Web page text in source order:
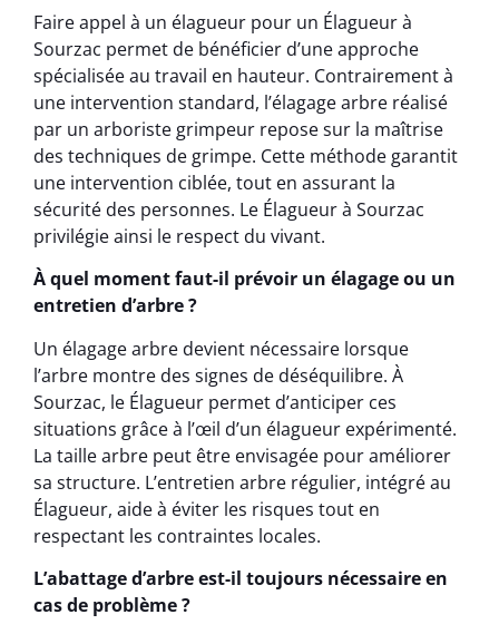
Faire appel à un élagueur pour un Élagueur à
Sourzac permet de bénéficier d’une approche
spécialisée au travail en hauteur. Contrairement à
une intervention standard, l’élagage arbre réalisé
par un arboriste grimpeur repose sur la maîtrise
des techniques de grimpe. Cette méthode garantit
une intervention ciblée, tout en assurant la
sécurité des personnes. Le Élagueur à Sourzac
privilégie ainsi le respect du vivant.
À quel moment faut-il prévoir un élagage ou un
entretien d’arbre ?
Un élagage arbre devient nécessaire lorsque
l’arbre montre des signes de déséquilibre. À
Sourzac, le Élagueur permet d’anticiper ces
situations grâce à l’œil d’un élagueur expérimenté.
La taille arbre peut être envisagée pour améliorer
sa structure. L’entretien arbre régulier, intégré au
Élagueur, aide à éviter les risques tout en
respectant les contraintes locales.
L’abattage d’arbre est-il toujours nécessaire en
cas de problème ?